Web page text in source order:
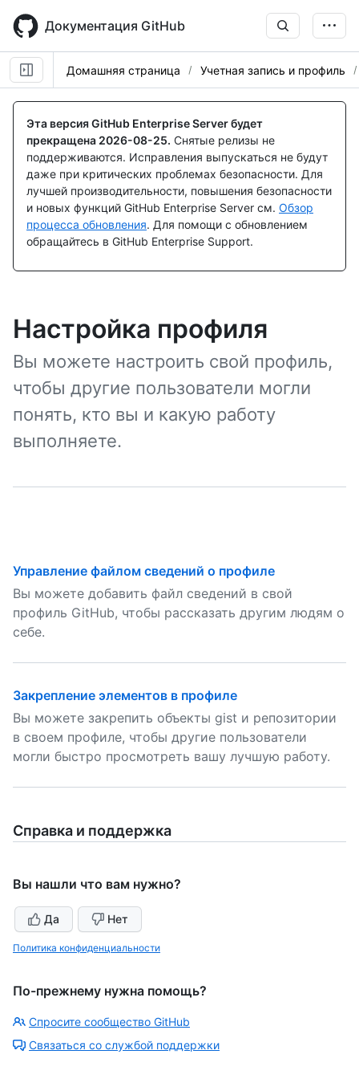
main
content
Документация GitHub
Домашняя страница Учетная запись и профиль
Эта версия GitHub Enterprise Server будет
прекращена 2026-08-25. Снятые релизы не
поддерживаются. Исправления выпускаться не будут
даже при критических проблемах безопасности. Для
лучшей производительности, повышения безопасности
и новых функций GitHub Enterprise Server см. Обзор
процесса обновления. Для помощи с обновлением
обращайтесь в GitHub Enterprise Support.
Настройка профиля
Вы можете настроить свой профиль,
чтобы другие пользователи могли
понять, кто вы и какую работу
выполняете.
Управление файлом сведений о профиле
Вы можете добавить файл сведений в свой
профиль GitHub, чтобы рассказать другим людям о
себе.
Закрепление элементов в профиле
Вы можете закрепить объекты gist и репозитории
в своем профиле, чтобы другие пользователи
могли быстро просмотреть вашу лучшую работу.
Справка и поддержка
Вы нашли что вам нужно?
Да Нет
Политика конфиденциальности
По-прежнему нужна помощь?
Спросите сообщество GitHub
Связаться со службой поддержки